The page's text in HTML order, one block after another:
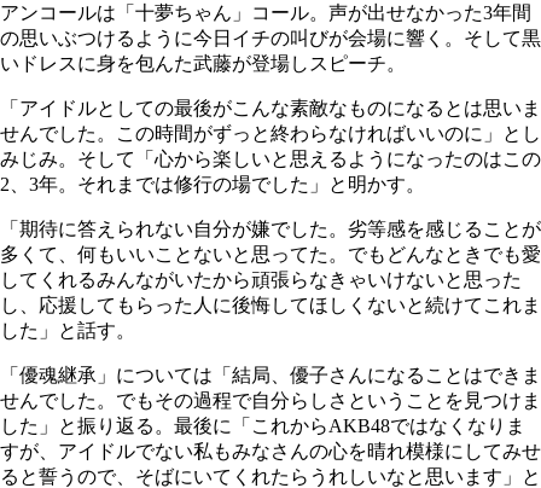
アンコールは「十夢ちゃん」コール。声が出せなかった3年間
の思いぶつけるように今日イチの叫びが会場に響く。そして黒
いドレスに身を包んた武藤が登場しスピーチ。
「アイドルとしての最後がこんな素敵なものになるとは思いま
せんでした。この時間がずっと終わらなければいいのに」とし
みじみ。そして「心から楽しいと思えるようになったのはこの
2、3年。それまでは修行の場でした」と明かす。
「期待に答えられない自分が嫌でした。劣等感を感じることが
多くて、何もいいことないと思ってた。でもどんなときでも愛
してくれるみんながいたから頑張らなきゃいけないと思った
し、応援してもらった人に後悔してほしくないと続けてこれま
した」と話す。
「優魂継承」については「結局、優子さんになることはできま
せんでした。でもその過程で自分らしさということを見つけま
した」と振り返る。最後に「これからAKB48ではなくなりま
すが、アイドルでない私もみなさんの心を晴れ模様にしてみせ
ると誓うので、そばにいてくれたらうれしいなと思います」と